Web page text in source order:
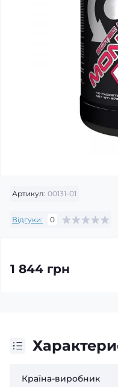
Артикул: 00131-01
Відгуки: 0
1 844 грн
Країна-виробник